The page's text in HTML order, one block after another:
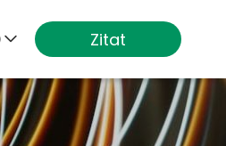
Zitat